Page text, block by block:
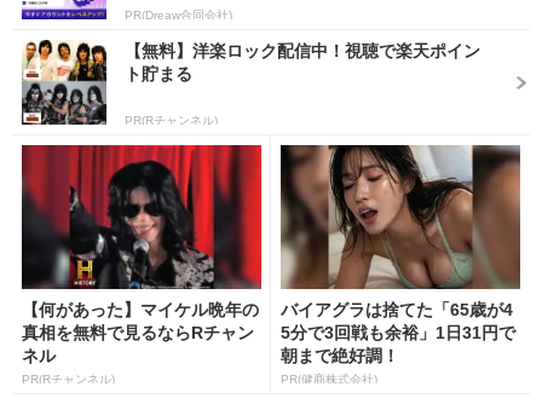
PR(Dreaw合同会社)
【無料】洋楽ロック配信中！視聴で楽天ポイン
ト貯まる
PR(Rチャンネル)
【何があった】マイケル晩年の
真相を無料で見るならRチャン
ネル
PR(Rチャンネル)
バイアグラは捨てた「65歳が4
5分で3回戦も余裕」1日31円で
朝まで絶好調！
PR(健商株式会社)